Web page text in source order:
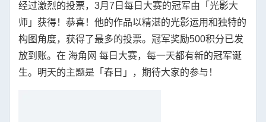
经过激烈的投票，3月7日每日大赛的冠军由「光影大
师」获得！恭喜！他的作品以精湛的光影运用和独特的
构图角度，获得了最多的投票。冠军奖励500积分已发
放到账。在 海角网 每日大赛，每一天都有新的冠军诞
生。明天的主题是「春日」，期待大家的参与！